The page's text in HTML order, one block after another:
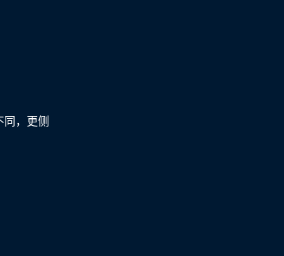
，更侧